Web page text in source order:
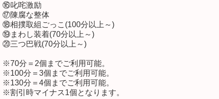
⑯叱咤激励
⑰陳腐な整体
⑱相撲取組ごっこ(100分以上～)
⑲まわし装着(70分以上～)
⑳三つ巴戦(70分以上～)
※70分＝2個までご利用可能。
※100分＝3個までご利用可能。
※130分＝4個までご利用可能。
※割引時マイナス1個となります。